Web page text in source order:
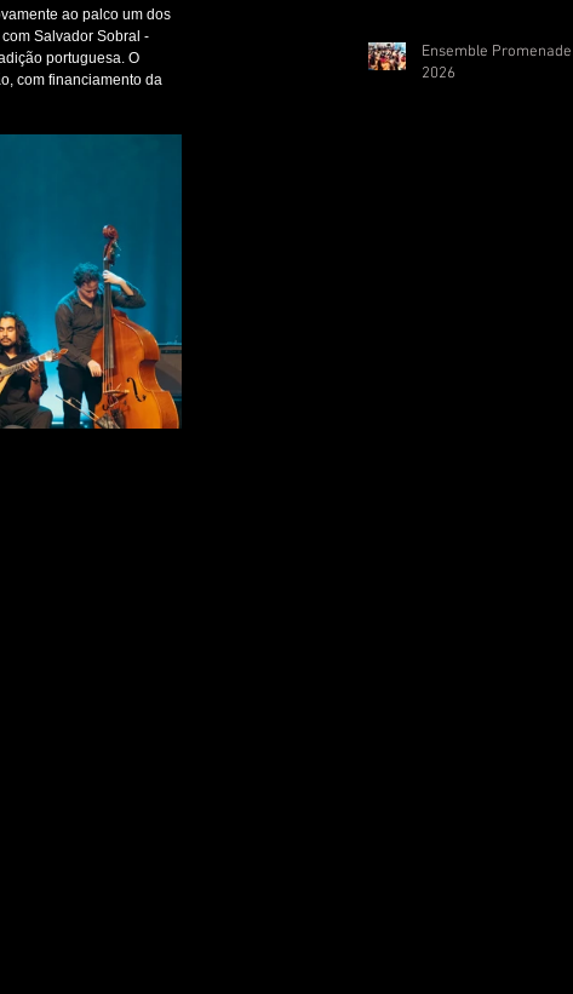
ao palco um dos
Salvador Sobral -
portuguesa. O
com financiamento da
Ensemble Promenade
2026